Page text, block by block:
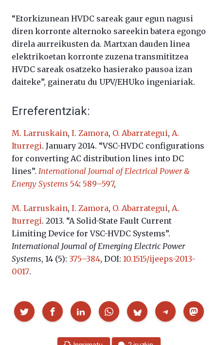
“Etorkizunean HVDC sareak gaur egun nagusi
diren korronte alternoko sareekin batera egongo
direla aurreikusten da. Martxan dauden linea
elektrikoetan korronte zuzena transmititzea
HVDC sareak osatzeko hasierako pausoa izan
daiteke”, gaineratu du UPV/EHUko ingeniariak.
Erreferentziak:
M. Larruskain, I. Zamora, O. Abarrategui, A.
Iturregi. January 2014. “VSC-HVDC configurations
for converting AC distribution lines into DC
lines”. International Journal of Electrical Power &
Energy Systems 54: 589–597,
M. Larruskain, I. Zamora, O. Abarrategui, A.
Iturregi. 2013. “A Solid-State Fault Current
Limiting Device for VSC-HVDC Systems”.
International Journal of Emerging Electric Power
Systems, 14 (5): 375–384, DOI: 10.1515/ijeeps-2013-
0017.
Partekatu